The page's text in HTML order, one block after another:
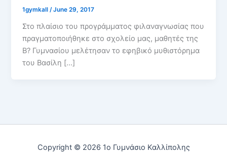
1gymkall /June 29, 2017
Στο πλαίσιο του προγράμματος φιλαναγνωσίας που
πραγματοποιήθηκε στο σχολείο μας, μαθητές της
Β? Γυμνασίου μελέτησαν το εφηβικό μυθιστόρημα
του Βασίλη […]
Copyright © 2026 1ο Γυμνάσιο Καλλίπολης